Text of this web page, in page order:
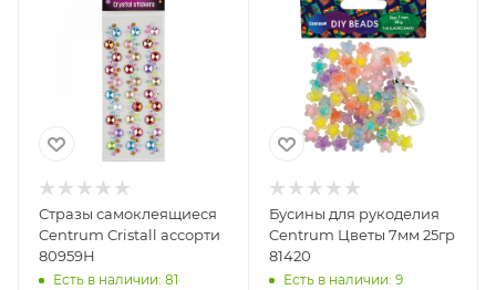
Стразы самоклеящиеся
Centrum Cristall ассорти
80959Н
Есть в наличии: 81
Бусины для рукоделия
Centrum Цветы 7мм 25гр
81420
Есть в наличии: 9